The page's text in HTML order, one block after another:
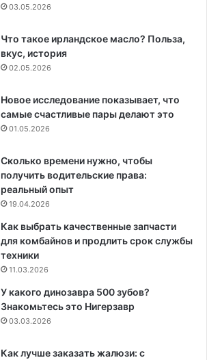
03.05.2026
Что такое ирландское масло? Польза,
вкус, история
02.05.2026
Новое исследование показывает, что
самые счастливые пары делают это
01.05.2026
Сколько времени нужно, чтобы
получить водительские права:
реальный опыт
19.04.2026
Как выбрать качественные запчасти
для комбайнов и продлить срок службы
техники
11.03.2026
У какого динозавра 500 зубов?
Знакомьтесь это Нигерзавр
03.03.2026
Как лучше заказать жалюзи: с